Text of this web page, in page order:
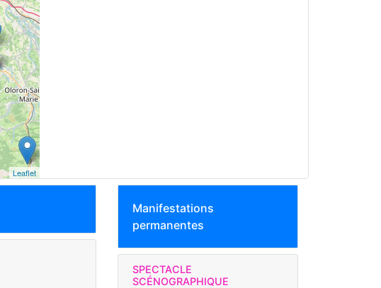
Leaflet
Manifestations
permanentes
SPECTACLE
SCÉNOGRAPHIQUE